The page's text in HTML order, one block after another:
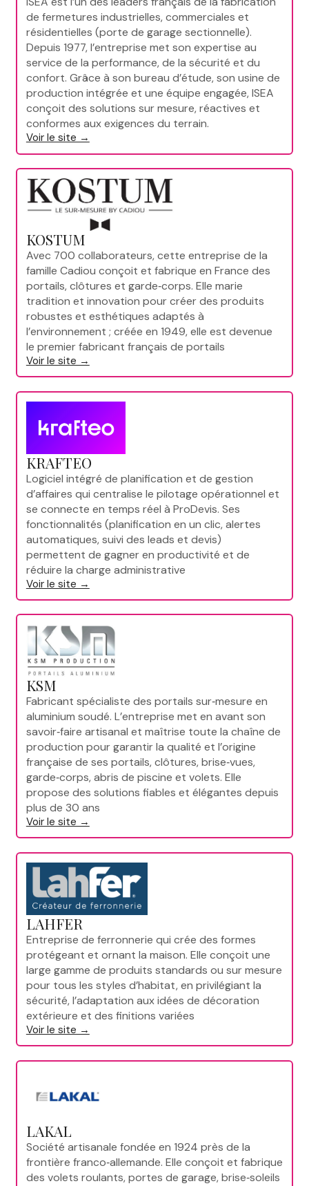
de fermetures industrielles, commerciales et
résidentielles (porte de garage sectionnelle).
Depuis 1977, l’entreprise met son expertise au
service de la performance, de la sécurité et du
confort. Grâce à son bureau d’étude, son usine de
production intégrée et une équipe engagée, ISEA
conçoit des solutions sur mesure, réactives et
conformes aux exigences du terrain.
Voir le site →
KOSTUM
Avec 700 collaborateurs, cette entreprise de la
famille Cadiou conçoit et fabrique en France des
portails, clôtures et garde‑corps. Elle marie
tradition et innovation pour créer des produits
robustes et esthétiques adaptés à
l’environnement ; créée en 1949, elle est devenue
le premier fabricant français de portails
Voir le site →
KRAFTEO
Logiciel intégré de planification et de gestion
d’affaires qui centralise le pilotage opérationnel et
se connecte en temps réel à ProDevis. Ses
fonctionnalités (planification en un clic, alertes
automatiques, suivi des leads et devis)
permettent de gagner en productivité et de
réduire la charge administrative
Voir le site →
KSM
Fabricant spécialiste des portails sur‑mesure en
aluminium soudé. L’entreprise met en avant son
savoir‑faire artisanal et maîtrise toute la chaîne de
production pour garantir la qualité et l’origine
française de ses portails, clôtures, brise‑vues,
garde‑corps, abris de piscine et volets. Elle
propose des solutions fiables et élégantes depuis
plus de 30 ans
Voir le site →
LAHFER
Entreprise de ferronnerie qui crée des formes
protégeant et ornant la maison. Elle conçoit une
large gamme de produits standards ou sur mesure
pour tous les styles d’habitat, en privilégiant la
sécurité, l’adaptation aux idées de décoration
extérieure et des finitions variées
Voir le site →
LAKAL
Société artisanale fondée en 1924 près de la
frontière franco‑allemande. Elle conçoit et fabrique
des volets roulants, portes de garage, brise‑soleils